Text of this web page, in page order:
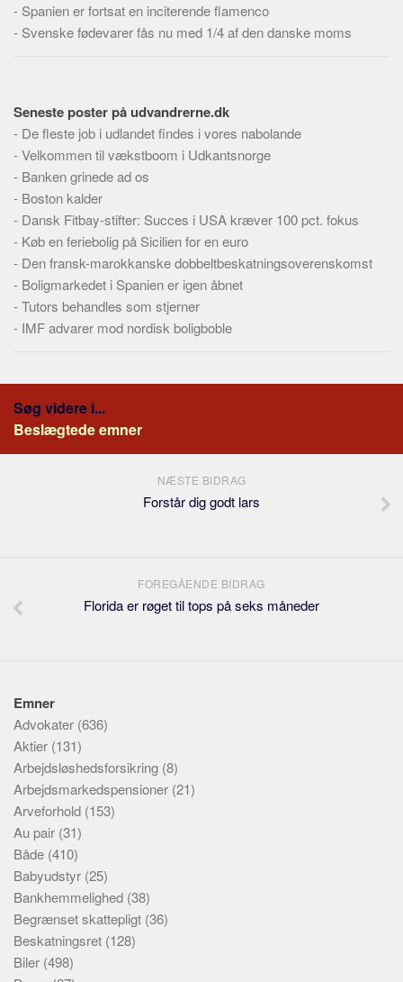
Tekstannoncer
Bannere
- Spanien er fortsat en inciterende flamenco
- Svenske fødevarer fås nu med 1/4 af den danske moms
Seneste poster på udvandrerne.dk
- De fleste job i udlandet findes i vores nabolande
-Velkommen til vækstboom i Udkantsnorge
- Banken grinede ad os
- Boston kalder
- Dansk Fitbay-stifter: Succes i USA kræver 100 pct. fokus
- Køb en feriebolig på Sicilien for en euro
- Den fransk-marokkanske dobbeltbeskatningsoverenskomst
- Boligmarkedet i Spanien er igen åbnet
-Tutors behandles som stjerner
- IMF advarer mod nordisk boligboble
Søg videre i...
Beslægtede emner
NÆSTE BIDRAG
Forstår dig godt lars
FOREGÅENDE BIDRAG
Florida er røget til tops på seks måneder
Emner
Advokater (636)
Aktier (131)
Arbejdsløshedsforsikring (8)
Arbejdsmarkedspensioner (21)
Arveforhold (153)
Au pair (31)
Både (410)
Babyudstyr (25)
Bankhemmelighed (38)
Begrænset skattepligt (36)
Beskatningsret (128)
Biler (498)